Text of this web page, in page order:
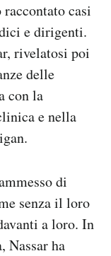
casi
e dirigenti.
rivelatosi poi
delle
con la
e nella
di
senza il loro
a loro. In
Nassar ha